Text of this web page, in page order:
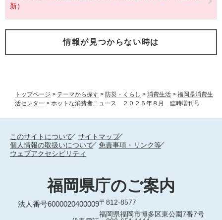
トップページ > テーマから探す > 防災・くらし > 消費生活 > 福岡県消費生
活センター > ホットな消費者ニュース ２０２５年８月 臨時増刊号
新）
情報が見つからない時は
このサイトについて
サイトマップ
個人情報の取扱いについて
免責事項・リンク等
ウェブアクセシビリティ
福岡県庁のご案内
法人番号6000020400009〒812-8577
福岡県福岡市博多区東公園7番7号